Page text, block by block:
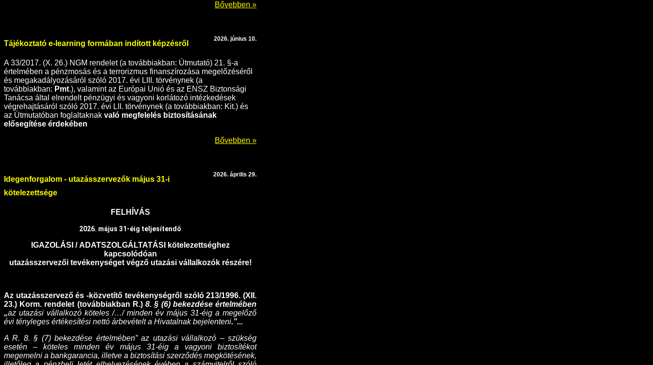
Bővebben »
2026. június 10.
Tájékoztató e-learning formában indított képzésről
A 33/2017. (X. 26.) NGM rendelet (a továbbiakban: Útmutató) 21. §-a
értelmében a pénzmosás és a terrorizmus finanszírozása megelőzéséről
és megakadályozásáról szóló 2017. évi LIII. törvénynek (a
továbbiakban: Pmt.), valamint az Európai Unió és az ENSZ Biztonsági
Tanácsa által elrendelt pénzügyi és vagyoni korlátozó intézkedések
végrehajtásáról szóló 2017. évi LII. törvénynek (a továbbiakban: Kit.) és
az Útmutatóban foglaltaknak való megfelelés biztosításának
elősegítése érdekében
Bővebben »
2026. április 29.
Idegenforgalom - utazásszervezők május 31-i
kötelezettsége
FELHÍVÁS
2026. május 31-éig teljesítendő
IGAZOLÁSI / ADATSZOLGÁLTATÁSI
kötelezettséghez
kapcsolódóan
utazásszervezői tevékenységet végző utazási vállalkozók részére!
Az utazásszervező és -közvetítő tevékenységről szóló 213/1996. (XII.
23.) Korm. rendelet (továbbiakban R.)8. § (6) bekezdése értelmében
„az utazási vállalkozó köteles /…/ minden év május 31-éig a megelőző
évi tényleges értékesítési nettó árbevételt a Hivatalnak bejelenteni.”...
A R. 8. § (7) bekezdése értelmében” az utazási vállalkozó – szükség
esetén – köteles minden év május 31-éig a vagyoni biztosítékot
megemelni a bankgarancia, illetve a biztosítási szerződés megkötésének,